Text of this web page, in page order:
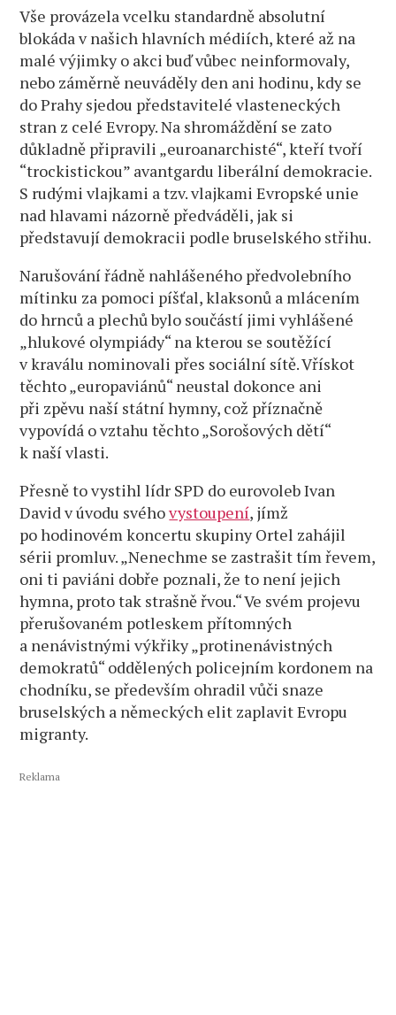
Vše provázela vcelku standardně absolutní
blokáda v našich hlavních médiích, které až na
malé výjimky o akci buď vůbec neinformovaly,
nebo záměrně neuváděly den ani hodinu, kdy se
do Prahy sjedou představitelé vlasteneckých
stran z celé Evropy. Na shromáždění se zato
důkladně připravili „euroanarchisté“, kteří tvoří
“trockistickou” avantgardu liberální demokracie.
S rudými vlajkami a tzv. vlajkami Evropské unie
nad hlavami názorně předváděli, jak si
představují demokracii podle bruselského střihu.
Narušování řádně nahlášeného předvolebního
mítinku za pomoci píšťal, klaksonů a mlácením
do hrnců a plechů bylo součástí jimi vyhlášené
„hlukové olympiády“ na kterou se soutěžící
v kraválu nominovali přes sociální sítě. Vřískot
těchto „europaviánů“ neustal dokonce ani
při zpěvu naší státní hymny, což příznačně
vypovídá o vztahu těchto „Sorošových dětí“
k naší vlasti.
Přesně to vystihl lídr SPD do eurovoleb Ivan
David v úvodu svéhovystoupení, jímž
po hodinovém koncertu skupiny Ortel zahájil
sérii promluv. „Nenechme se zastrašit tím řevem,
oni ti paviáni dobře poznali, že to není jejich
hymna, proto tak strašně řvou.“ Ve svém projevu
přerušovaném potleskem přítomných
a nenávistnými výkřiky „protinenávistných
demokratů“ oddělených policejním kordonem na
chodníku, se především ohradil vůči snaze
bruselských a německých elit zaplavit Evropu
migranty.
Reklama